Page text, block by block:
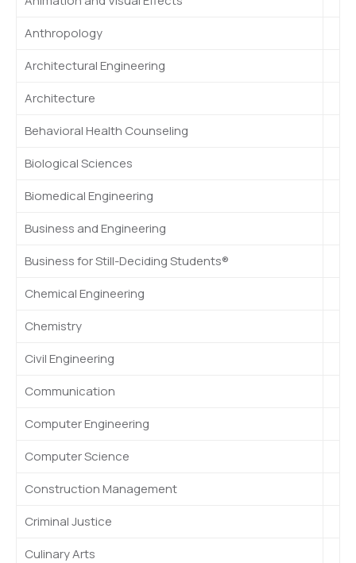
Anthropology
Architectural Engineering
Architecture
Behavioral Health Counseling
Biological Sciences
Biomedical Engineering
Business and Engineering
Business for Still-Deciding Students®
Chemical Engineering
Chemistry
Civil Engineering
Communication
Computer Engineering
Computer Science
Construction Management
Criminal Justice
Culinary Arts